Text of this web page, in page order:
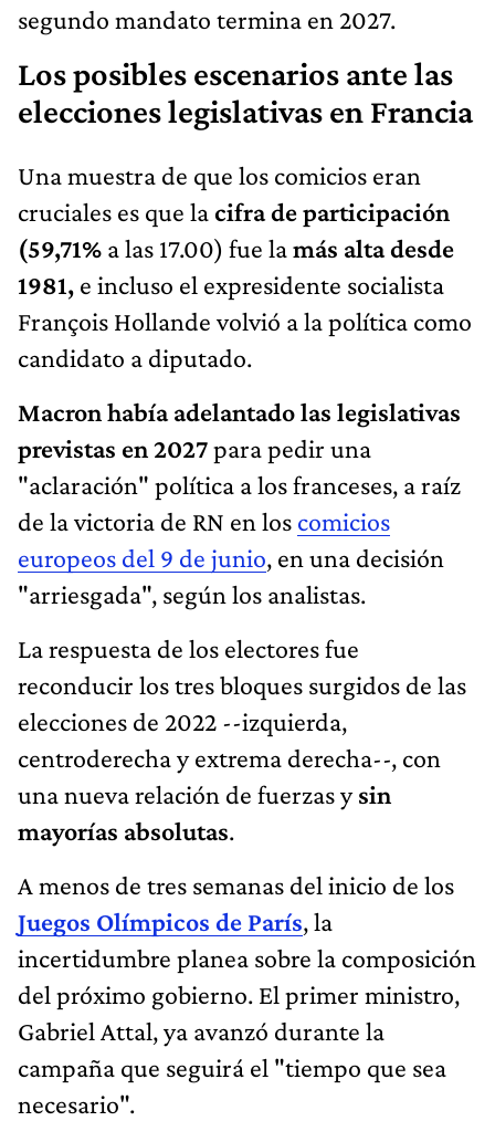
segundo mandato termina en 2027.
Los posibles escenarios ante las
elecciones legislativas en Francia
Una muestra de que los comicios eran
cruciales es que lacifra de participación
(59,71% a las 17.00) fue lamás alta desde
1981, e incluso el expresidente socialista
François Hollande volvió a la política como
candidato a diputado.
Macron había adelantado las legislativas
previstas en 2027para pedir una
"aclaración" política a los franceses, a raíz
de la victoria de RN en los comicios
europeos del 9 de junio, en una decisión
"arriesgada", según los analistas.
La respuesta de los electores fue
reconducir los tres bloques surgidos de las
elecciones de 2022 --izquierda,
centroderecha y extrema derecha--, con
una nueva relación de fuerzas ysin
mayorías absolutas.
A menos de tres semanas del inicio de los
Juegos Olímpicos de París, la
incertidumbre planea sobre la composición
del próximo gobierno. El primer ministro,
Gabriel Attal, ya avanzó durante la
campaña que seguirá el "tiempo que sea
necesario".